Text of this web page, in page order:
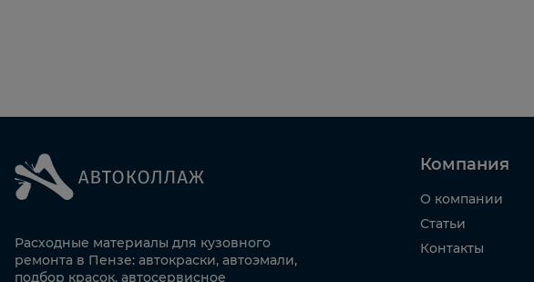
Расходные материалы для кузовного
ремонта в Пензе: автокраски, автоэмали,
подбор красок, автосервисное
Компания
О компании
Статьи
Контакты